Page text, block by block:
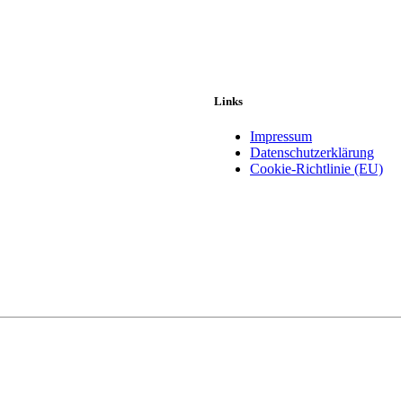
Links
Impressum
Datenschutzerklärung
Cookie-Richtlinie (EU)